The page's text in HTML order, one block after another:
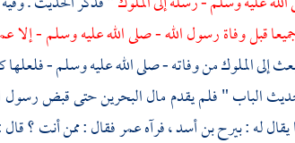
قبل وفاة رسول الله - صلى الله عليه وسلم - إلا
إلى الملوك من وفاته - صلى الله عليه وسلم -
الباب " فلم يقدم مالالبحرينحتى قبض رسول
له :بيرح بن أسد، فرآهعمرفقال : ممن أنت ؟